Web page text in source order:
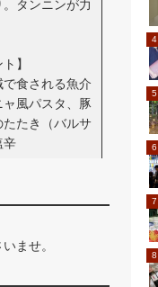
タンニンが力
】
食される魚介
風パスタ、豚
たたき（バルサ
辛
ませ。